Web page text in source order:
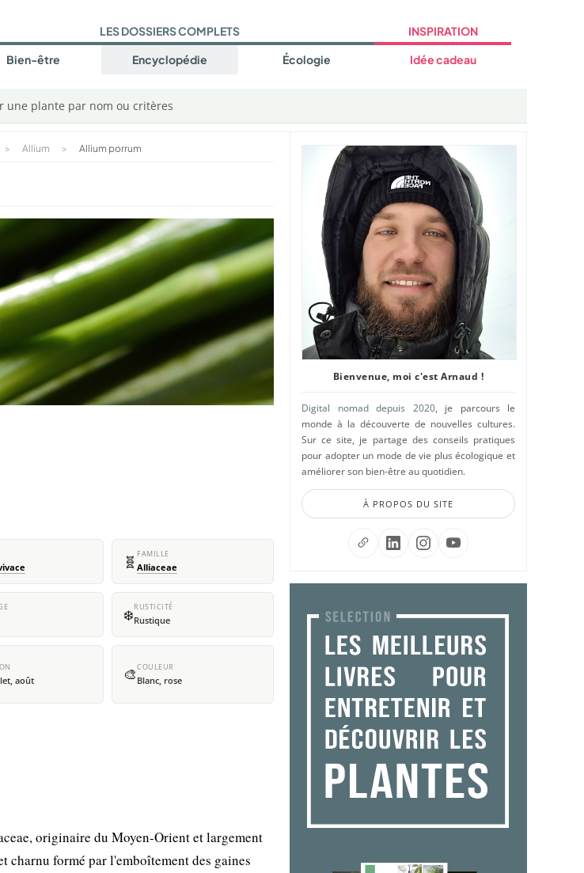
LES DOSSIERS COMPLETS
Bien-être Encyclopédie Écologie
INSPIRATION
Idée cadeau
une plante par nom ou critères
> Allium > Allium porrum
🧬 FAMILLE
Alliaceae
❄️RUSTICITÉ
Rustique
août 🎨COULEUR
Blanc, rose
originaire du Moyen-Orient et largement
formé par l'emboîtement des gaines
Bienvenue, moi c'est Arnaud !
Digital nomad depuis 2020, je parcours le
monde à la découverte de nouvelles cultures.
Sur ce site, je partage des conseils pratiques
pour adopter un mode de vie plus écologique et
améliorer son bien-être au quotidien.
À PROPOS DU SITE